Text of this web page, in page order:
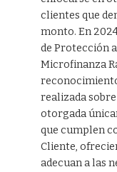
clientes que
monto. En
de Protección
Microfinanza
realizada
otorgada
que cumplen
Cliente,
adecuan a las